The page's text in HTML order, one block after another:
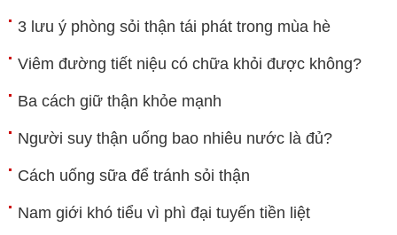
3 lưu ý phòng sỏi thận tái phát trong mùa hè
Viêm đường tiết niệu có chữa khỏi được không?
Ba cách giữ thận khỏe mạnh
Người suy thận uống bao nhiêu nước là đủ?
Cách uống sữa để tránh sỏi thận
Nam giới khó tiểu vì phì đại tuyến tiền liệt